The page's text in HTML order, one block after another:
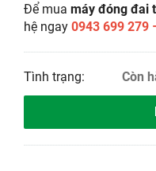
Để mua máy đóng đai
hệ ngay 0943 699 279
Tình trạng: Còn